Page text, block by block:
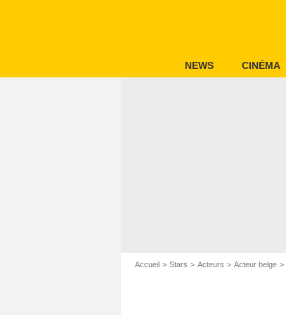
NEWS CINÉMA
Accueil Stars Acteurs Acteur belge